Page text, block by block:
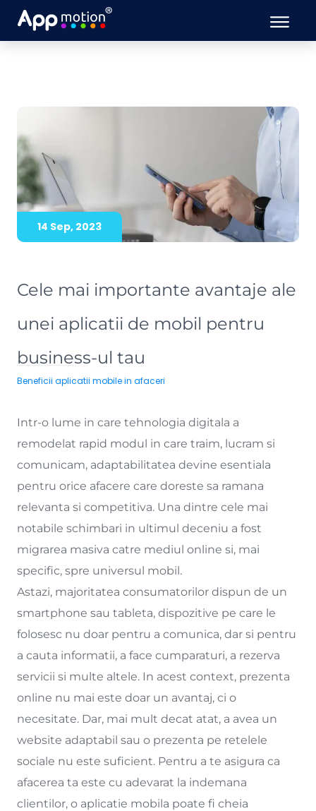
14 Sep, 2023
Cele mai importante avantaje ale
unei aplicatii de mobil pentru
business-ul tau
Beneficii aplicatii mobile in afaceri
Intr-o lume in care tehnologia digitala a
remodelat rapid modul in care traim, lucram si
comunicam, adaptabilitatea devine esentiala
pentru orice afacere care doreste sa ramana
relevanta si competitiva. Una dintre cele mai
notabile schimbari in ultimul deceniu a fost
migrarea masiva catre mediul online si, mai
specific, spre universul mobil.
Astazi, majoritatea consumatorilor dispun de un
smartphone sau tableta, dispozitive pe care le
folosesc nu doar pentru a comunica, dar si pentru
a cauta informatii, a face cumparaturi, a rezerva
servicii si multe altele. In acest context, prezenta
online nu mai este doar un avantaj, ci o
necesitate. Dar, mai mult decat atat, a avea un
website adaptabil sau o prezenta pe retelele
sociale nu este suficient. Pentru a te asigura ca
afacerea ta este cu adevarat la indemana
clientilor, o aplicatie mobila poate fi cheia